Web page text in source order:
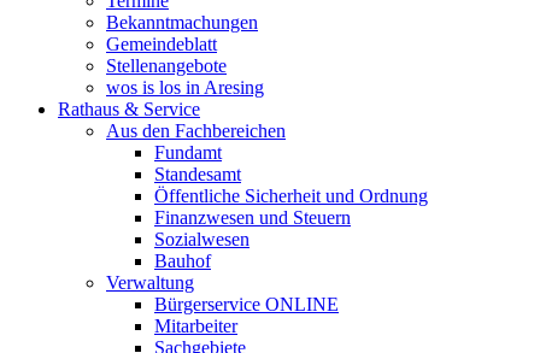
Bekanntmachungen
Gemeindeblatt
Stellenangebote
wos is los in Aresing
Rathaus & Service
Aus den Fachbereichen
Fundamt
Standesamt
Öffentliche Sicherheit und Ordnung
Finanzwesen und Steuern
Sozialwesen
Bauhof
Verwaltung
Bürgerservice ONLINE
Mitarbeiter
Sachgebiete